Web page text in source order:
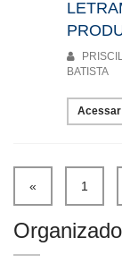
BATISTA
Acessar
« 1